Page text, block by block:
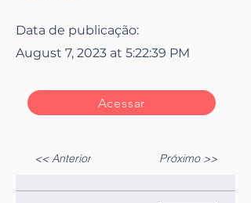
Data de publicação:
August 7, 2023 at 5:22:39 PM
Acessar
<< Anterior Próximo >>